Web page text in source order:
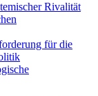
Rivalität
für die